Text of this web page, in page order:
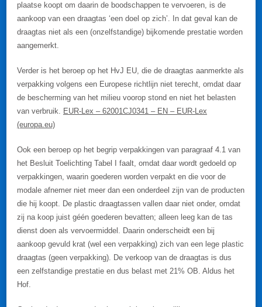
plaatse koopt om daarin de boodschappen te vervoeren, is de
aankoop van een draagtas ‘een doel op zich’. In dat geval kan de
draagtas niet als een (onzelfstandige) bijkomende prestatie worden
aangemerkt.
Verder is het beroep op het HvJ EU, die de draagtas aanmerkte als
verpakking volgens een Europese richtlijn niet terecht, omdat daar
de bescherming van het milieu voorop stond en niet het belasten
van verbruik. EUR-Lex – 62001CJ0341 – EN – EUR-Lex
(europa.eu)
Ook een beroep op het begrip verpakkingen van paragraaf 4.1 van
het Besluit Toelichting Tabel I faalt, omdat daar wordt gedoeld op
verpakkingen, waarin goederen worden verpakt en die voor de
modale afnemer niet meer dan een onderdeel zijn van de producten
die hij koopt. De plastic draagtassen vallen daar niet onder, omdat
zij na koop juist géén goederen bevatten; alleen leeg kan de tas
dienst doen als vervoermiddel. Daarin onderscheidt een bij
aankoop gevuld krat (wel een verpakking) zich van een lege plastic
draagtas (geen verpakking). De verkoop van de draagtas is dus
een zelfstandige prestatie en dus belast met 21% OB. Aldus het
Hof.